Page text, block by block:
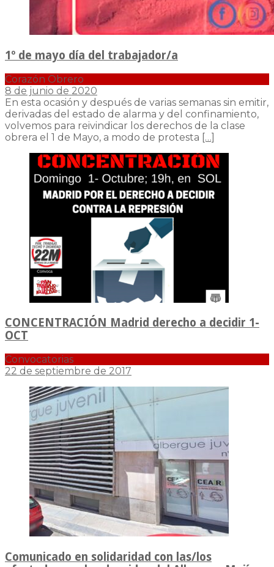
1º de mayo día del trabajador/a
Corazón Obrero
8 de junio de 2020
En esta ocasión y después de varias semanas sin emitir,
derivadas del estado de alarma y del confinamiento,
volvemos para reivindicar los derechos de la clase
obrera el 1 de Mayo, a modo de protesta […]
CONCENTRACIÓN Madrid derecho a decidir 1-
OCT
Convocatorias
22 de septiembre de 2017
Comunicado en solidaridad con las/los